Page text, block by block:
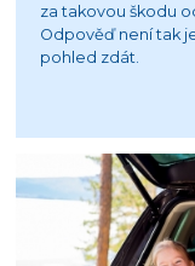
za takovou škodu
Odpověď není tak
pohled zdát.